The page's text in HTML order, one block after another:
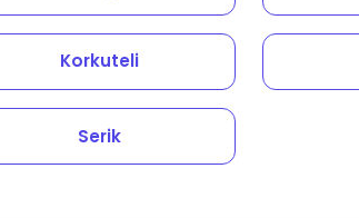
Korkuteli
Serik